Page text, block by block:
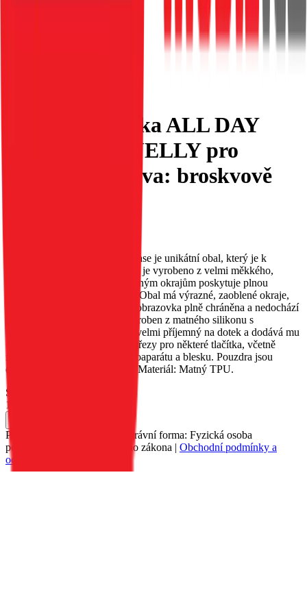
ROAR – Obálka ALL DAY
COLORFUL JELLY pro
iPhone 17, barva: broskvově
Pouzdro Roar Colorful Jelly Case je unikátní obal, který je k
dispozici v široké škále barev a je vyrobeno z velmi měkkého,
matného silikonu. Díky rozšířeným okrajům poskytuje plnou
ochranu telefonu a obrazovky. Obal má výrazné, zaoblené okraje,
které zajišťují, že i při pádu je obrazovka plně chráněna a nedochází
k jejímu poškození. Obal je vyroben z matného silikonu s
povrchovou úpravou, který je velmi příjemný na dotek a dodává mu
originální vzhled. Obsahuje výřezy pro některé tlačítka, včetně
nabíjecího portu, objektivu fotoaparátu a blesku. Pouzdra jsou
dostupná v široké škále barev. Materiál: Matný TPU.
Skladem 30 ks u dodavatele
199 Kč
Petr Matyáš, IČ: 00705331, Právní forma: Fyzická osoba
podnikající dle živnostenského zákona | Obchodní podmínky a
ochrana osobních údajů